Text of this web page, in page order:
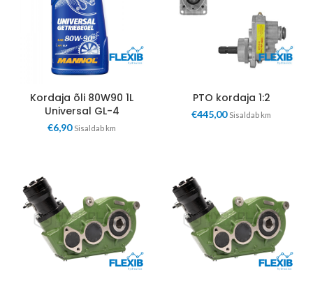
Kordaja õli 80W90 1L
Universal GL-4
€6,90 Sisaldab km
PTO kordaja 1:2
€445,00 Sisaldab km